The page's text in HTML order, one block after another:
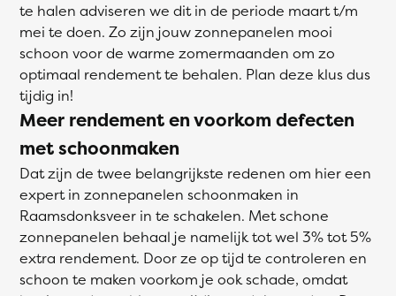
te halen adviseren we dit in de periode maart t/m
mei te doen. Zo zijn jouw zonnepanelen mooi
schoon voor de warme zomermaanden om zo
optimaal rendement te behalen. Plan deze klus dus
tijdig in!
Meer rendement en voorkom defecten
met schoonmaken
Dat zijn de twee belangrijkste redenen om hier een
expert in zonnepanelen schoonmaken in
Raamsdonksveer in te schakelen. Met schone
zonnepanelen behaal je namelijk tot wel 3% tot 5%
extra rendement. Door ze op tijd te controleren en
schoon te maken voorkom je ook schade, omdat